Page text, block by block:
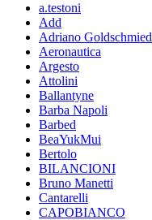
a.testoni
Add
Adriano Goldschmied
Aeronautica
Argesto
Attolini
Ballantyne
Barba Napoli
Barbed
BeaYukMui
Bertolo
BILANCIONI
Bruno Manetti
Cantarelli
CAPOBIANCO